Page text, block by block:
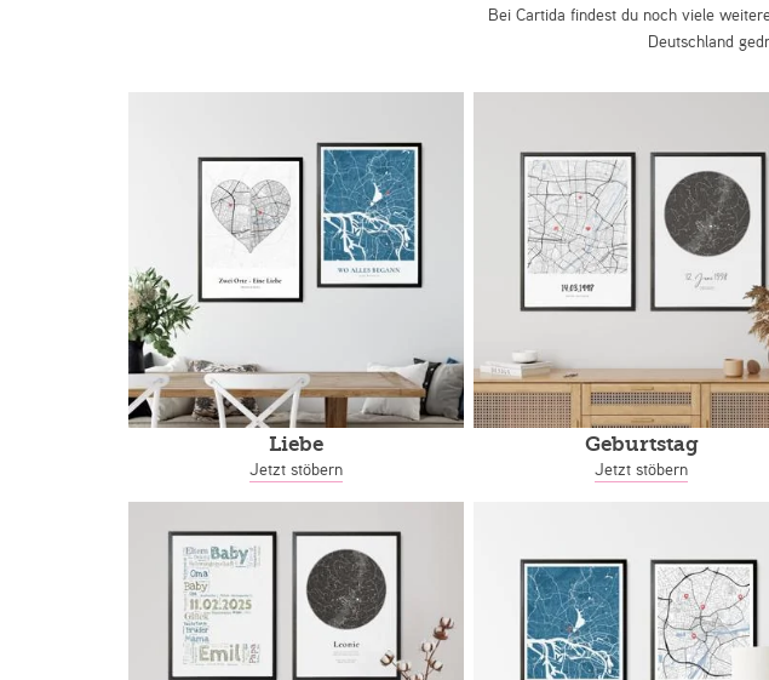
Bei Cartida findest du noch viele
Deutschland
Liebe
Jetzt stöbern
Geburtstag
Jetzt stöbern